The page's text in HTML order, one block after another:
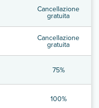
Cancellazione
gratuita
Cancellazione
gratuita
75%
100%